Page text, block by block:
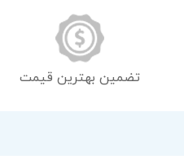
تضمین بهترین قیمت